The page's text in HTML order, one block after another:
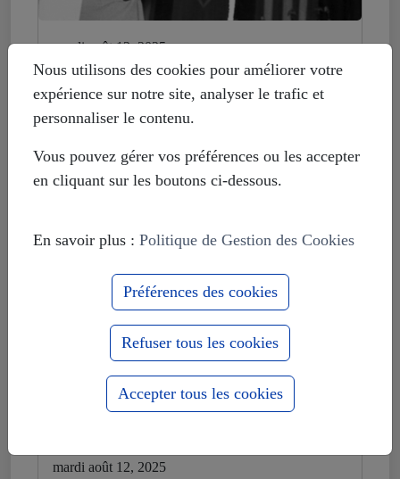
mardi août 12, 2025
Histoire déformée : les Européistes
veulent fonder leur unité sur la
russophobie
mardi août 12, 2025
Nous utilisons des cookies pour améliorer votre
expérience sur notre site, analyser le trafic et
personnaliser le contenu.
Vous pouvez gérer vos préférences ou les accepter
en cliquant sur les boutons ci-dessous.
En savoir plus : Politique de Gestion des Cookies
Préférences des cookies
Refuser tous les cookies
Accepter tous les cookies